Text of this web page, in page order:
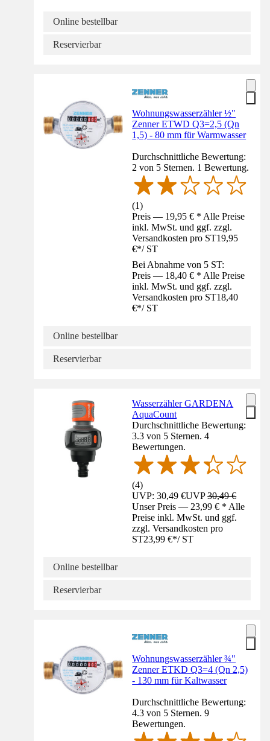
Online bestellbar
Reservierbar
Wohnungswasserzähler ½"
Zenner ETWD Q3=2,5 (Qn
1,5) - 80 mm für Warmwasser
Durchschnittliche Bewertung:
2 von 5 Sternen. 1 Bewertung.
(1)
Preis — 19,95 € * Alle Preise
inkl. MwSt. und ggf. zzgl.
Versandkosten pro ST19,95
€*/ ST
Bei Abnahme von 5 ST:
Preis — 18,40 € * Alle Preise
inkl. MwSt. und ggf. zzgl.
Versandkosten pro ST18,40
€*/ ST
Online bestellbar
Reservierbar
Wasserzähler GARDENA
AquaCount
Durchschnittliche Bewertung:
3.3 von 5 Sternen. 4
Bewertungen.
(4)
UVP: 30,49 €UVP30,49 €
Unser Preis — 23,99 € * Alle
Preise inkl. MwSt. und ggf.
zzgl. Versandkosten pro
ST23,99 €*/ ST
Online bestellbar
Reservierbar
Wohnungswasserzähler ¾"
Zenner ETKD Q3=4 (Qn 2,5)
- 130 mm für Kaltwasser
Durchschnittliche Bewertung:
4.3 von 5 Sternen. 9
Bewertungen.